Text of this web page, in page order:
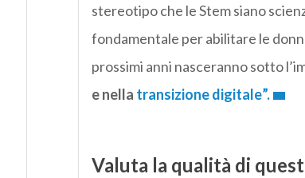
stereotipo che le Stem siano
fondamentale per abilitare le
prossimi anni nasceranno sotto
e nella transizione digitale”.
Valuta la qualità di